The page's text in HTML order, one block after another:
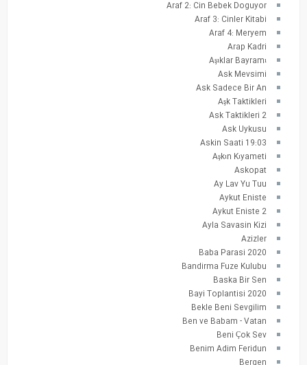
Araf 2: Cin Bebek Doguyor
Araf 3: Cinler Kitabi
Araf 4: Meryem
Arap Kadri
Aşıklar Bayramı
Ask Mevsimi
Ask Sadece Bir An
Aşk Taktikleri
Ask Taktikleri 2
Ask Uykusu
Askin Saati 19:03
Aşkın Kıyameti
Askopat
Ay Lav Yu Tuu
Aykut Eniste
Aykut Eniste 2
Ayla Savasin Kizi
Azizler
Baba Parasi 2020
Bandirma Fuze Kulubu
Baska Bir Sen
Bayi Toplantisi 2020
Bekle Beni Sevgilim
Ben ve Babam - Vatan
Beni Çok Sev
Benim Adim Feridun